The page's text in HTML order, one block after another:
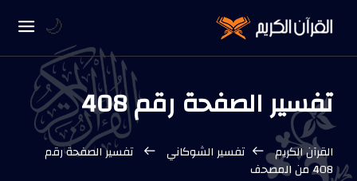
تفسير الصفحة رقم 408
القرآن الكريم تفسير الشوكاني
تفسير الصفحة رقم
408 من المصحف
🌙